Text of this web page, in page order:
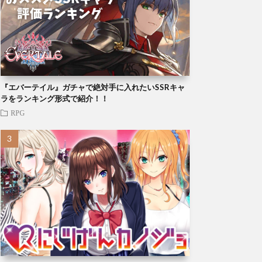
『エバーテイル』ガチャで絶対手に入れたいSSRキャ
ラをランキング形式で紹介！！
RPG